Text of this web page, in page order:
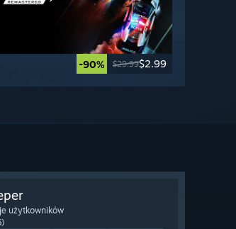
-90% $29.99$2.99
użytkowników